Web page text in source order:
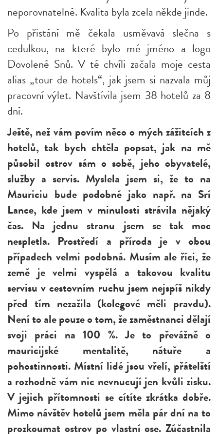
neporovnatelné. Kvalita byla zcela někde jinde.
Po přistání mě čekala usměvavá slečna s
cedulkou, na které bylo mé jméno a logo
Dovolené Snů. V té chvíli začala moje cesta
alias „tour de hotels“, jak jsem si nazvala můj
pracovní výlet. Navštívila jsem 38 hotelů za 8
dní.
Ještě, než vám povím něco o mých zážitcích z
hotelů, tak bych chtěla popsat, jak na mě
působil ostrov sám o sobě, jeho obyvatelé,
služby a servis. Myslela jsem si, že to na
Mauriciu bude podobné jako např. na Srí
Lance, kde jsem v minulosti strávila nějaký
čas. Na jednu stranu jsem se tak moc
nespletla. Prostředí a příroda je v obou
případech velmi podobná. Musím ale říci, že
země je velmi vyspělá a takovou kvalitu
servisu v cestovním ruchu jsem nejspíš nikdy
před tím nezažila (kolegové měli pravdu).
Není to ale pouze o tom, že zaměstnanci dělají
svoji práci na 100 %. Je to převážně o
mauricijské mentalitě, nátuře a
pohostinnosti. Místní lidé jsou vřelí, přátelští
a rozhodně vám nic nevnucují jen kvůli zisku.
V jejich přítomnosti se cítíte zkrátka dobře.
Mimo návštěv hotelů jsem měla pár dní na to
prozkoumat ostrov po vlastní ose. Zúčastnila